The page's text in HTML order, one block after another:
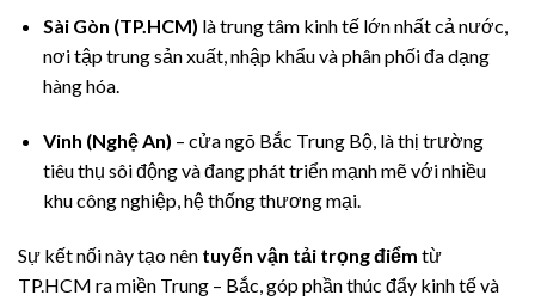
Sài Gòn (TP.HCM) là trung tâm kinh tế lớn nhất cả nước,
nơi tập trung sản xuất, nhập khẩu và phân phối đa dạng
hàng hóa.
Vinh (Nghệ An) – cửa ngõ Bắc Trung Bộ, là thị trường
tiêu thụ sôi động và đang phát triển mạnh mẽ với nhiều
khu công nghiệp, hệ thống thương mại.
Sự kết nối này tạo nên tuyến vận tải trọng điểm từ
TP.HCM ra miền Trung – Bắc, góp phần thúc đẩy kinh tế và